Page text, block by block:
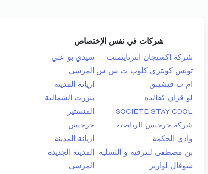
شركات في نفس الإختصاص
شركة اكسيجان انترتاينمنت
سيدي بو علي
تونس كونتري كلوب ت س س المرسى
ام ب فيشينق
اريانة المدينة
لو قران كفالياه
بنزرت الشمالية
SOCIETE STAY COOL
المنستير
شركة جرجيس الرياضية
جرجيس
وادي الحكمة
اريانة المدينة
بن مصطفى للترفيه و التسلية
المدينة الجديدة
شوفال لوازير
المرسى